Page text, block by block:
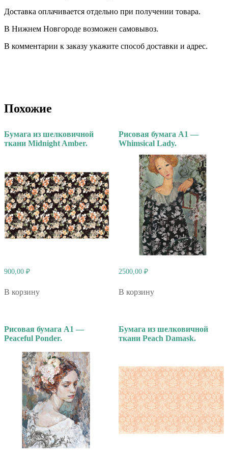
Доставка оплачивается отдельно при получении товара. ⠀
В Нижнем Новгороде возможен самовывоз.
В комментарии к заказу укажите способ доставки и адрес.
Похожие
Бумага из шелковичной
ткани Midnight Amber.
900,00 ₽
В корзину
Рисовая бумага А1 —
Whimsical Lady.
2500,00 ₽
В корзину
Рисовая бумага А1 —
Peaceful Ponder.
Бумага из шелковичной
ткани Peach Damask.